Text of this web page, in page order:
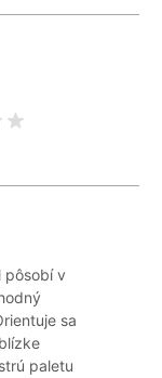
pôsobí v
sa
paletu